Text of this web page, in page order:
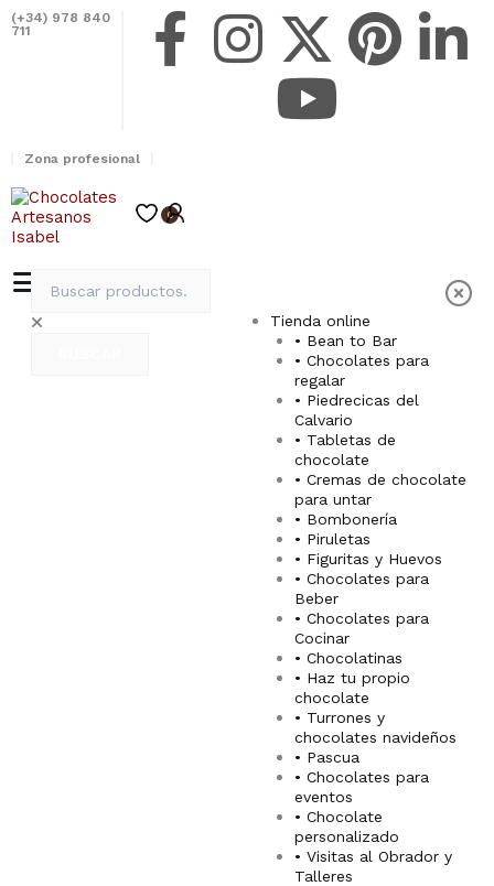
(+34) 978 840
711
F
e
o
I
g
m
X
-
t
t
e
r
P
e
s
t
L
d
-
Y
o
b
e
Zona profesional
0
Carrito
Buscar
Tienda online
• Bean to Bar
• Chocolates para
regalar
• Piedrecicas del
Calvario
• Tabletas de
chocolate
• Cremas de chocolate
para untar
• Bombonería
• Piruletas
• Figuritas y Huevos
• Chocolates para
Beber
• Chocolates para
Cocinar
• Chocolatinas
• Haz tu propio
chocolate
• Turrones y
chocolates navideños
• Pascua
• Chocolates para
eventos
• Chocolate
personalizado
• Visitas al Obrador y
Talleres